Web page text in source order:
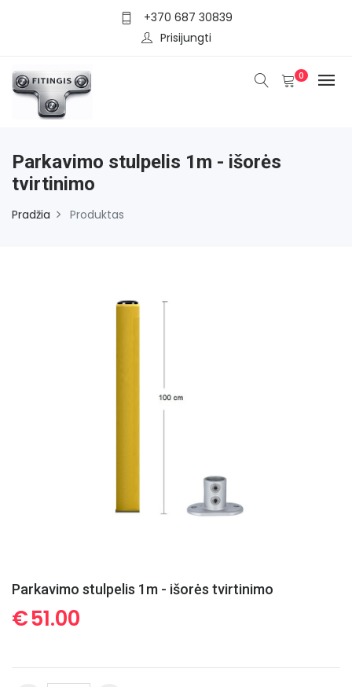
+370 687 30839
Prisijungti
0
Parkavimo stulpelis 1m - išorės
tvirtinimo
Pradžia Produktas
Parkavimo stulpelis 1m - išorės tvirtinimo
€51.00